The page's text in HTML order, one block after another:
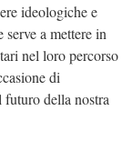
ideologiche e
a mettere in
nel loro percorso
di
della nostra